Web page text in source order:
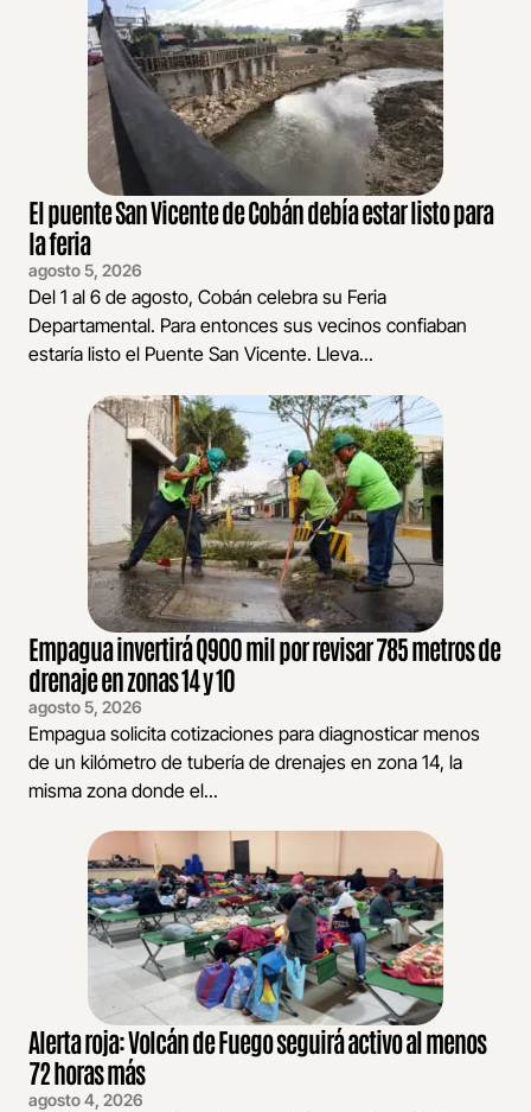
El puente San Vicente de Cobán debía estar listo para
la feria
agosto 5, 2026
Del 1 al 6 de agosto, Cobán celebra su Feria
Departamental. Para entonces sus vecinos confiaban
estaría listo el Puente San Vicente. Lleva...
Empagua invertirá Q900 mil por revisar 785 metros de
drenaje en zonas 14 y 10
agosto 5, 2026
Empagua solicita cotizaciones para diagnosticar menos
de un kilómetro de tubería de drenajes en zona 14, la
misma zona donde el...
Alerta roja: Volcán de Fuego seguirá activo al menos
72 horas más
agosto 4, 2026